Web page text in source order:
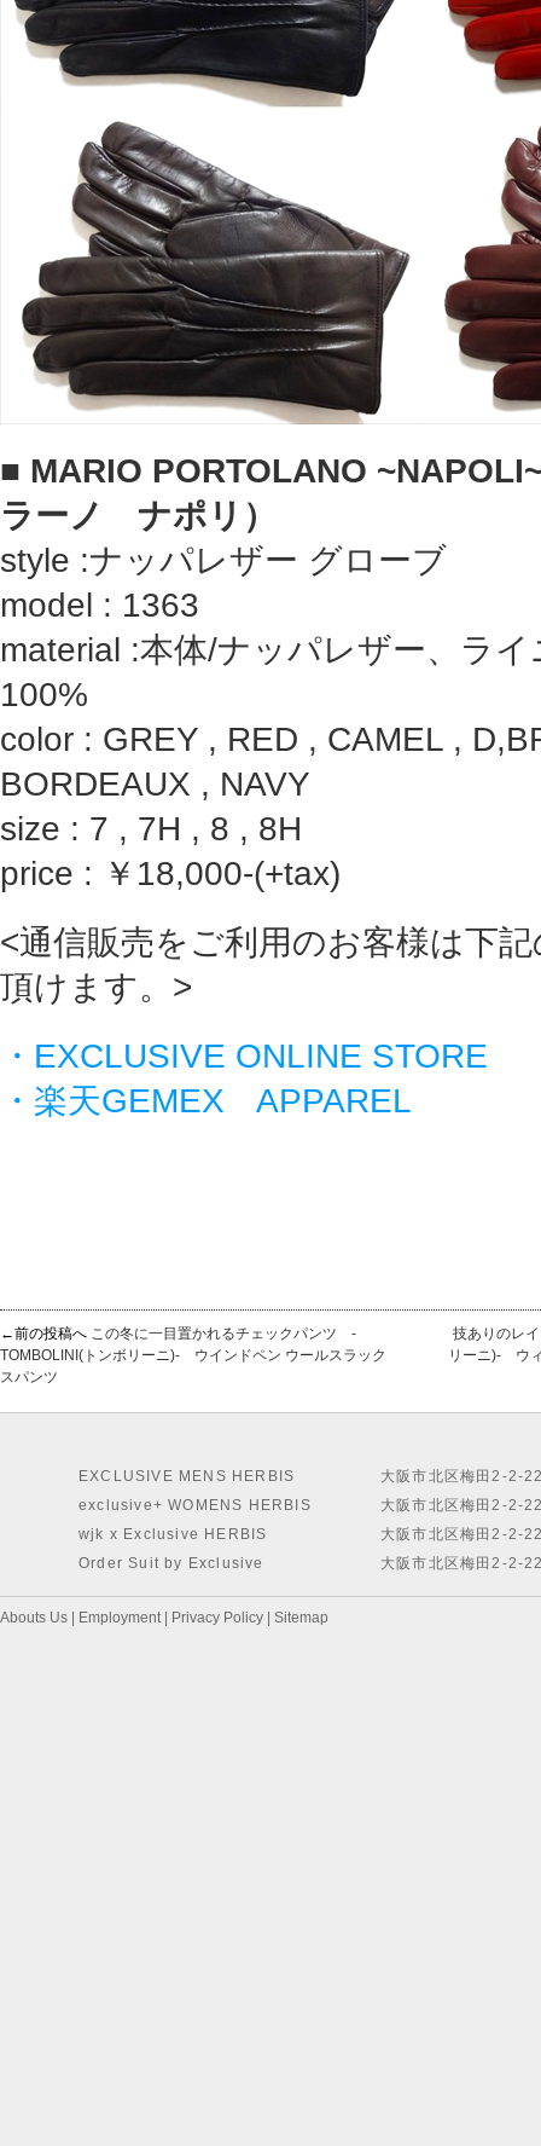
■ MARIO PORTOLANO
ラーノ ナポリ）
style :ナッパレザー グローブ
model : 1363
material :本体/ナッパレザー、ラ
100%
color : GREY , RED , CAMEL ,
BORDEAUX , NAVY
size : 7 , 7H , 8 , 8H
price : ￥18,000-(+tax)
<通信販売をご利用のお客様は下
頂けます。>
・EXCLUSIVE ONLINE STORE
・楽天GEMEX APPAREL
←前の投稿へ この冬に一目置かれるチェックパンツ -
TOMBOLINI(トンボリーニ)- ウインドペン ウールスラック
スパンツ
技ありのレ
リーニ)- ウ
EXCLUSIVE MENS HERBIS
exclusive+ WOMENS HERBIS
wjk x Exclusive HERBIS
Order Suit by Exclusive
大阪市北区梅田2-2-
大阪市北区梅田2-2-
大阪市北区梅田2-2-
大阪市北区梅田2-2-
Abouts Us Employment| Privacy Policy Sitemap